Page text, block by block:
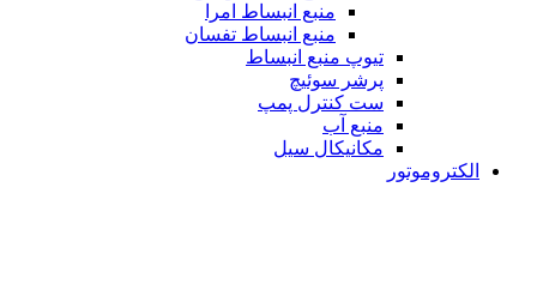
منبع انبساط امرا
منبع انبساط تفسان
تیوپ منبع انبساط
پرشر سوئیچ
ست کنترل پمپ
منبع آب
مکانیکال سیل
الکتروموتور